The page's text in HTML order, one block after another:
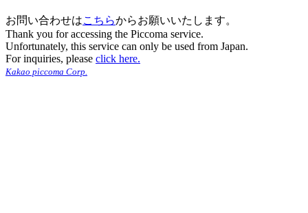
お問い合わせはこちらからお願いいたします。
Thank you for accessing the Piccoma service.
Unfortunately, this service can only be used from Japan.
For inquiries, please click here.
Kakao piccoma Corp.